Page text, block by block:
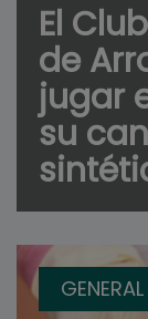
El
de
jugar
su